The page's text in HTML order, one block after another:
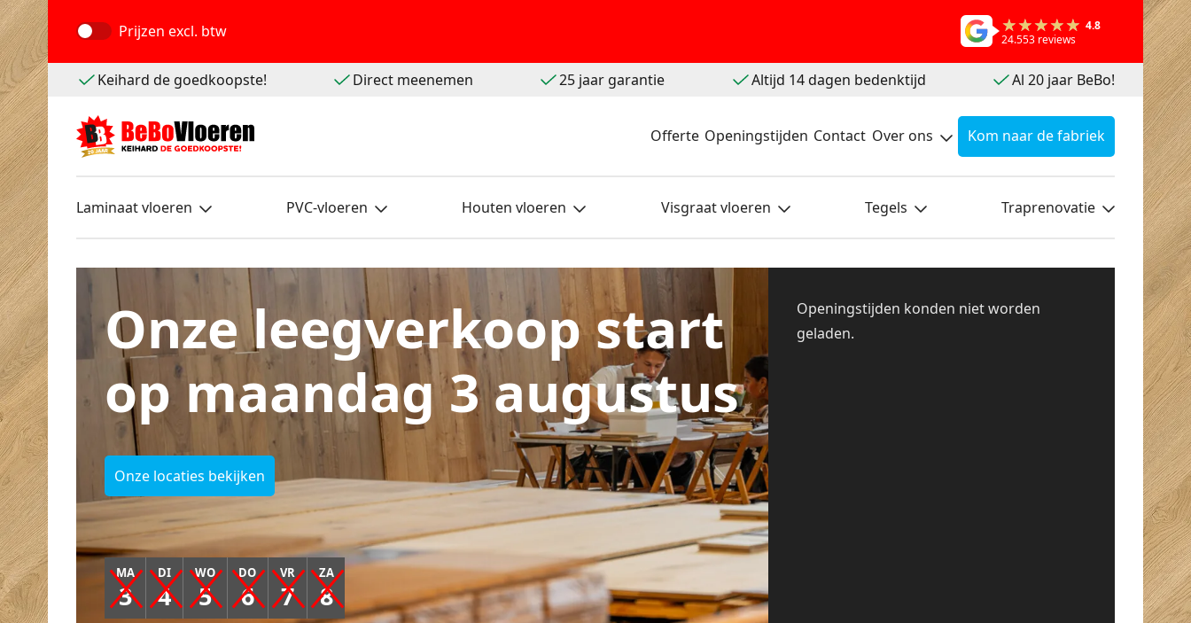
Prijzen excl. btw
4.8
24.553 reviews
Keihard de goedkoopste! Direct meenemen 25 jaar garantie Altijd 14 dagen bedenktijd Al 20 jaar BeBo!
Offerte Openingstijden Contact Over ons Kom naar de fabriek
Laminaat vloeren PVC-vloeren Houten vloeren Visgraat vloeren Tegels Traprenovatie
Onze leegverkoop start
op maandag 3 augustus
Onze locaties bekijken
MA
3
DI
4
WO
5
DO
6
VR
7
ZA
8
Openingstijden konden niet worden
geladen.